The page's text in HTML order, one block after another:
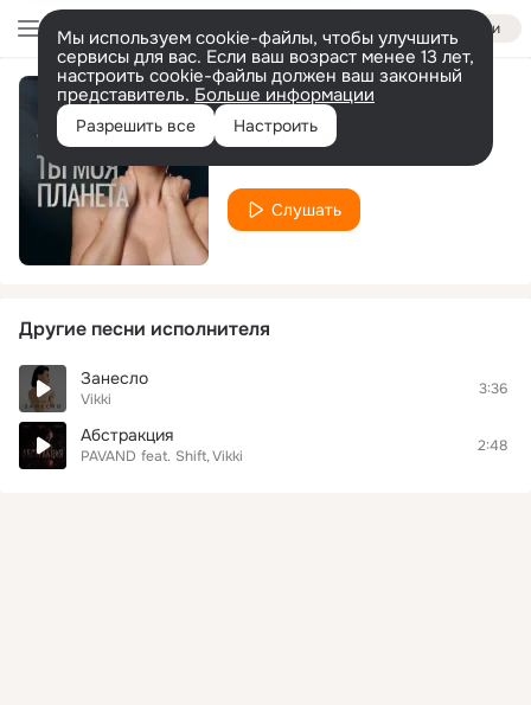
Войти
Мы используем cookie-файлы, чтобы улучшить
сервисы для вас. Если ваш возраст менее 13 лет,
настроить cookie-файлы должен ваш законный
представитель. Больше информации
Разрешить все Настроить
Ты моя планета
Слушать
Другие песни исполнителя
Занесло
Vikki
3:36
Абстракция
PAVAND feat. Shift Vikki
2:48